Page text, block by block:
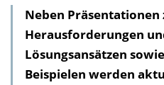
Neben Präsentationen
Herausforderungen
Lösungsansätzen
Beispielen werden